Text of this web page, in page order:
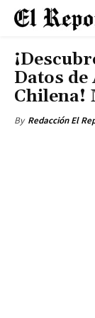
Datos de
Chilena!
By Redacción El